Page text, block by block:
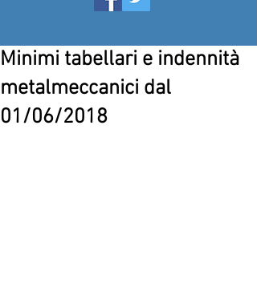
Minimi tabellari e indennità
metalmeccanici dal
01/06/2018